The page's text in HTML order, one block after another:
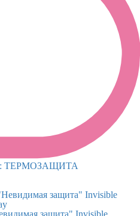
ТЕРМОЗАЩИТА
защита" Invisible